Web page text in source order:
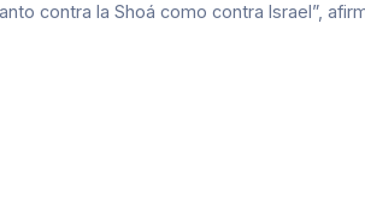
contra la Shoá como contra Israel”,